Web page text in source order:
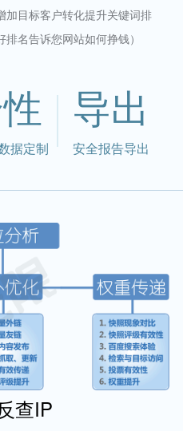
加目标客户转化提升关键词排
名告诉您网站如何挣钱）
据定制
导出
安全报告导出
查IP